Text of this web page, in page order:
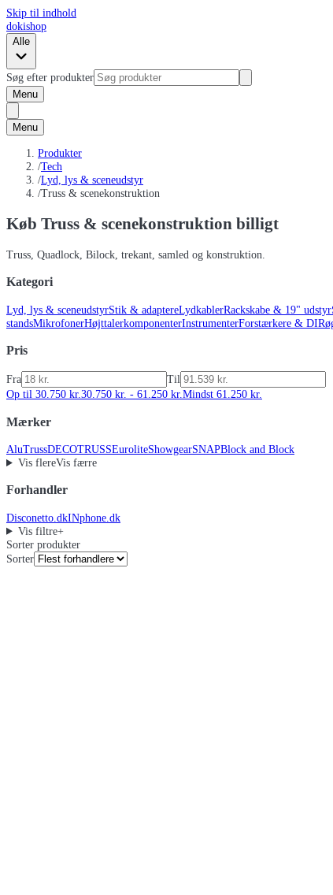
Skip til indhold
dokishop
Alle
Søg efter produkter
Menu
Menu
Produkter
/Tech
/Lyd, lys & sceneudstyr
/Truss & scenekonstruktion
Køb Truss & scenekonstruktion billigt
Truss, Quadlock, Bilock, trekant, samled og konstruktion.
Kategori
Lyd, lys & sceneudstyrStik & adaptereLydkablerRackskabe & 19" udstyr
standsMikrofonerHøjttalerkomponenterInstrumenterForstærkere & DI
Pris
Fra
Til
Op til 30.750 kr.30.750 kr. - 61.250 kr.Mindst 61.250 kr.
Mærker
AluTrussDECOTRUSSEuroliteShowgearSNAPBlock and Block
Vis flereVis færre
Forhandler
Disconetto.dkINphone.dk
Vis filtre+
Sorter produkter
Sorter